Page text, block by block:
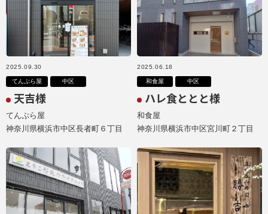
2025.09.30
てんぷら屋 中区
天吉様
てんぷら屋
神奈川県横浜市中区長者町６丁目
2025.06.18
和食屋 中区
ハレ食ととと様
和食屋
神奈川県横浜市中区宮川町２丁目